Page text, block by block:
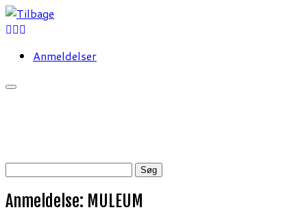
Fortsæt
til
Anmeldelser
Søg
Anmeldelse: MULEUM